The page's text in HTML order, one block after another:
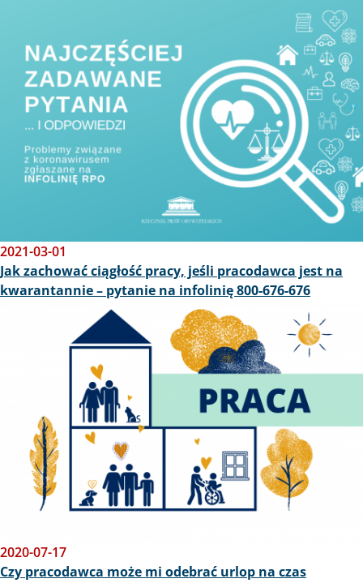
2021-03-01
Jak zachować ciągłość pracy, jeśli pracodawca jest na
kwarantannie – pytanie na infolinię 800-676-676
2020-07-17
Czy pracodawca może mi odebrać urlop na czas